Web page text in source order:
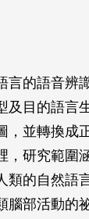
言的語音辨
及目的語言
，並轉換成
，研究範圍
類的自然語
腦部活動的